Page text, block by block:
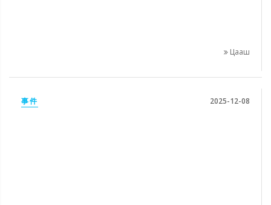
Цааш
事件 2025-12-08